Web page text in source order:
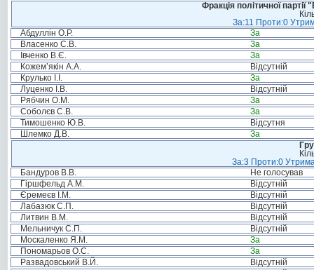
Фракція політичної
За:11 Проти:0
Абдуллін О.Р.
За
Власенко С.В.
За
Івченко В.Є.
За
Кожем’якін А.А.
Відсутній
Крулько І.І.
За
Луценко І.В.
Відсутній
Рябчин О.М.
За
Соболєв С.В.
За
Тимошенко Ю.В.
Відсутня
Шлемко Д.В.
За
За:3 Проти:0
Бандуров В.В.
Не голосував
Гіршфельд А.М.
Відсутній
Єремеєв І.М.
Відсутній
Лабазюк С.П.
Відсутній
Литвин В.М.
Відсутній
Мельничук С.П.
Відсутній
Москаленко Я.М.
За
Пономарьов О.С.
За
Развадовський В.Й.
Відсутній